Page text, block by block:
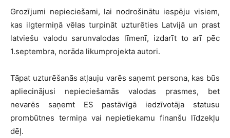
Grozījumi nepieciešami, lai nodrošinātu iespēju visiem,
kas ilgtermiņā vēlas turpināt uzturēties Latvijā un prast
latviešu valodu sarunvalodas līmenī, izdarīt to arī pēc
1.septembra, norāda likumprojekta autori.
Tāpat uzturēšanās atļauju varēs saņemt persona, kas būs
apliecinājusi nepieciešamās valodas prasmes, bet
nevarēs saņemt ES pastāvīgā iedzīvotāja statusu
prombūtnes termiņa vai nepietiekamu finanšu līdzekļu
dēļ.